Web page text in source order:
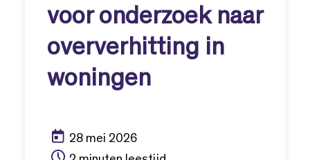
voor onderzoek naar
oververhitting in
woningen
28 mei 2026